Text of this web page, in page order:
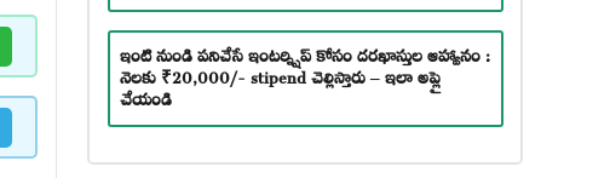
ఇంటి నుండి పనిచేసే ఇంటర్న్షిప్ కోసం దరఖాస్తుల ఆహ్వానం :
నెలకు ₹20,000/- stipend చెల్లిస్తారు – ఇలా అప్లై
చేయండి